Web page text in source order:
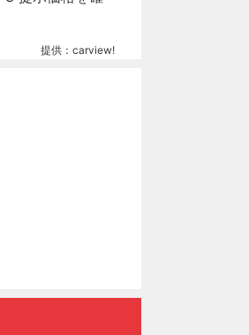
提供：carview!